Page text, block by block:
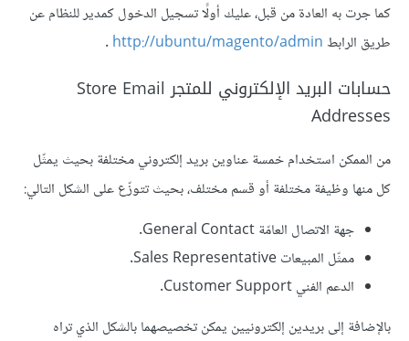
كما جرت به العادة من قبل، عليك أولًا تسجيل الدخول كمدير للنظام عن
طريق الرابطhttp://ubuntu/magento/admin
.
حسابات البريد الإلكتروني للمتجر Store Email
Addresses
من الممكن استخدام خمسة عناوين بريد إلكتروني مختلفة بحيث يمثّل
كل منها وظيفة مختلفة أو قسم مختلف، بحيث تتوزّع على الشكل التالي:
جهة الاتصال العامّة General Contact.
ممثّل المبيعات Sales Representative.
الدعم الفني Customer Support.
بالإضافة إلى بريدين إلكترونيين يمكن تخصيصهما بالشكل الذي تراه